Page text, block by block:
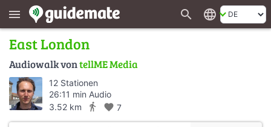
menu search language
East London
Audiowalk vontellME Media
12 Stationen
26:11 min Audio
3.52 km
directions_walk favorite 7